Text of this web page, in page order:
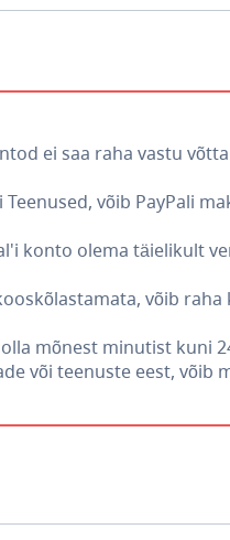
ei saa raha vastu
võib PayPali
konto olema täielikult
võib raha
mõnest minutist kuni
või teenuste eest,